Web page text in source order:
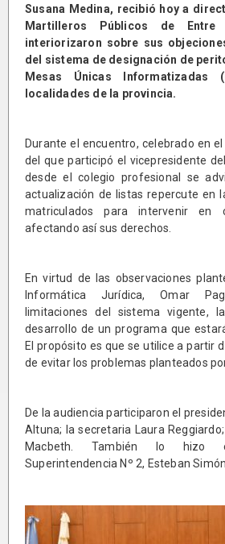
Susana Medina, recibió hoy a
Martilleros Públicos de
interiorizaron sobre sus
del sistema de designación de
Mesas Únicas Informatizadas
localidades de la provincia.
Durante el encuentro, celebrado en
del que participó el vicepresidente
desde el colegio profesional se
actualización de listas repercute en
matriculados para intervenir en
afectando así sus derechos.
En virtud de las observaciones
Informática Jurídica, Omar
limitaciones del sistema vigente,
desarrollo de un programa que
El propósito es que se utilice a partir
de evitar los problemas planteados
De la audiencia participaron el
Altuna; la secretaria Laura
Macbeth. También lo hizo
Superintendencia Nº 2, Esteban